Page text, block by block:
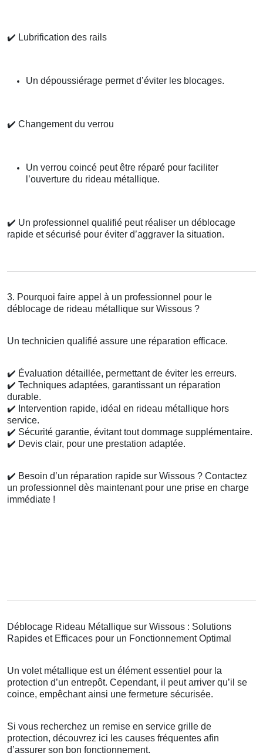
✔️ Lubrification des rails
Un dépoussiérage permet d’éviter les blocages.
✔️ Changement du verrou
Un verrou coincé peut être réparé pour faciliter
l’ouverture du rideau métallique.
✔️ Un professionnel qualifié peut réaliser un déblocage
rapide et sécurisé pour éviter d’aggraver la situation.
3. Pourquoi faire appel à un professionnel pour le
déblocage de rideau métallique sur Wissous ?
Un technicien qualifié assure une réparation efficace.
✔️ Évaluation détaillée, permettant de éviter les erreurs.
✔️ Techniques adaptées, garantissant un réparation
durable.
✔️ Intervention rapide, idéal en rideau métallique hors
service.
✔️ Sécurité garantie, évitant tout dommage supplémentaire.
✔️ Devis clair, pour une prestation adaptée.
✔️ Besoin d’un réparation rapide sur Wissous ? Contactez
un professionnel dès maintenant pour une prise en charge
immédiate !
Déblocage Rideau Métallique sur Wissous : Solutions
Rapides et Efficaces pour un Fonctionnement Optimal
Un volet métallique est un élément essentiel pour la
protection d’un entrepôt. Cependant, il peut arriver qu’il se
coince, empêchant ainsi une fermeture sécurisée.
Si vous recherchez un remise en service grille de
protection, découvrez ici les causes fréquentes afin
d’assurer son bon fonctionnement.